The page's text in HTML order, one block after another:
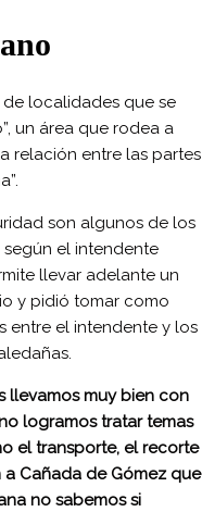
localidades que se
un área que rodea a
relación entre las partes
son algunos de los
el intendente
llevar adelante un
y pidió tomar como
entre el intendente y los
llevamos muy bien con
logramos tratar temas
el transporte, el recorte
Cañada de Gómez que
no sabemos si